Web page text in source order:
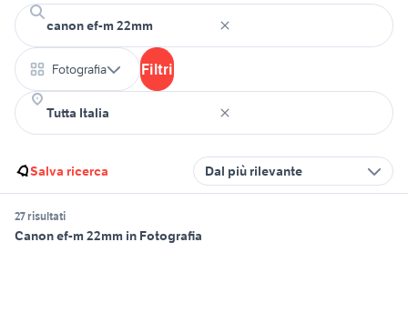
Fotografia Filtri
Salva ricerca Dal più rilevante
27 risultati
Canon ef-m 22mm in Fotografia